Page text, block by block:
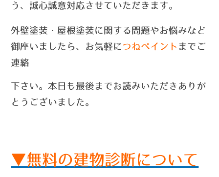
う、誠心誠意対応させていただきます。
外壁塗装・屋根塗装に関する問題やお悩みなど
御座いましたら、お気軽につねペイント までご
連絡
下さい。本日も最後までお読みいただきありが
とうございました。
▼無料の建物診断について